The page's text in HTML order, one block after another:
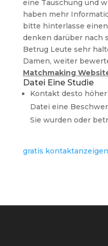
eine Täuschung und
haben mehr
bitte hinterlasse
denken darüber nach
Betrug Leute sehr
Damen, weiter
Matchmaking
Datei Eine Studie
Kontakt desto
Datei eine
Sie wurden oder
gratis kontaktanzeigen